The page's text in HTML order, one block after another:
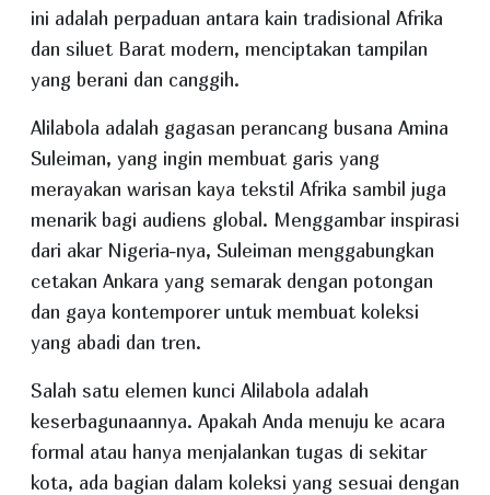
ini adalah perpaduan antara kain tradisional Afrika
dan siluet Barat modern, menciptakan tampilan
yang berani dan canggih.
Alilabola adalah gagasan perancang busana Amina
Suleiman, yang ingin membuat garis yang
merayakan warisan kaya tekstil Afrika sambil juga
menarik bagi audiens global. Menggambar inspirasi
dari akar Nigeria-nya, Suleiman menggabungkan
cetakan Ankara yang semarak dengan potongan
dan gaya kontemporer untuk membuat koleksi
yang abadi dan tren.
Salah satu elemen kunci Alilabola adalah
keserbagunaannya. Apakah Anda menuju ke acara
formal atau hanya menjalankan tugas di sekitar
kota, ada bagian dalam koleksi yang sesuai dengan